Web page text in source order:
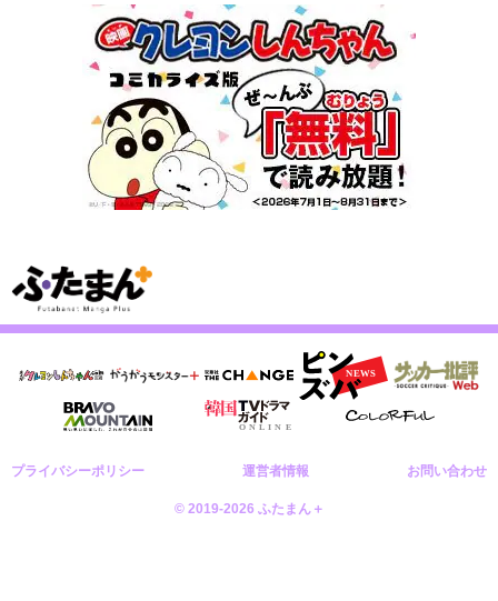
プライバシーポリシー 運営者情報 お問い合わせ
© 2019-2026 ふたまん＋